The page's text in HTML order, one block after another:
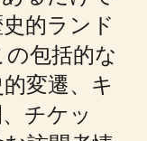
的ランド
包括的な
変遷、キ
チケッ